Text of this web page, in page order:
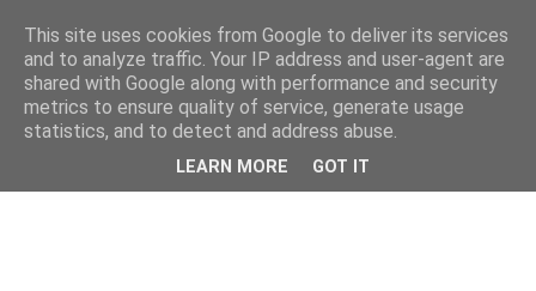
This site uses cookies from Google to deliver its services
and to analyze traffic. Your IP address and user-agent are
shared with Google along with performance and security
metrics to ensure quality of service, generate usage
statistics, and to detect and address abuse.
LEARN MORE GOT IT